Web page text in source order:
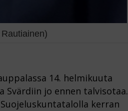
14. helmikuuta
jo ennen talvisotaa.
kerran